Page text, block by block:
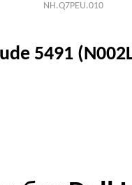
NH.Q7PEU.010
5491